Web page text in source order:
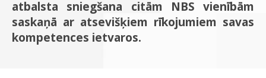
atbalsta sniegšana citām NBS vienībām
saskaņā ar atsevišķiem rīkojumiem savas
kompetences ietvaros.